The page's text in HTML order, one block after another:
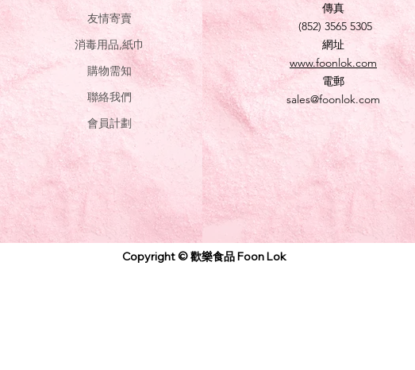
友情寄賣
消毒用品,紙巾
購物需知
聯絡我們
會員計劃
傳真
(852) 3565 5305
網址
www.foonlok.com
電郵
sales@foonlok.com
Copyright © 歡樂食品 Foon Lok